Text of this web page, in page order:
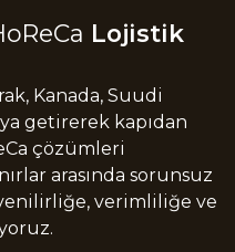
Lojistik
Kanada, Suudi
getirerek kapıdan
çözümleri
arasında sorunsuz
verimliliğe ve